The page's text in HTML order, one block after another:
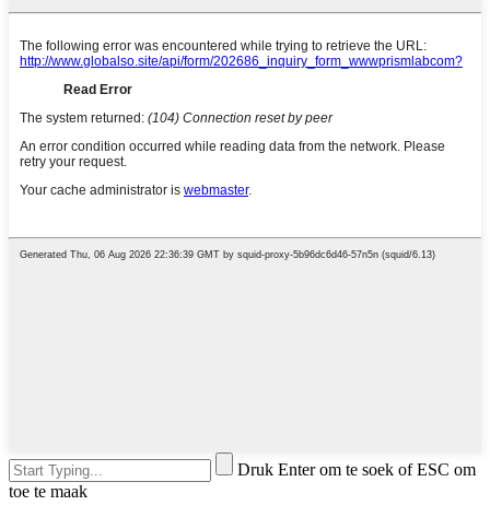
Druk Enter om te soek of ESC om
toe te maak